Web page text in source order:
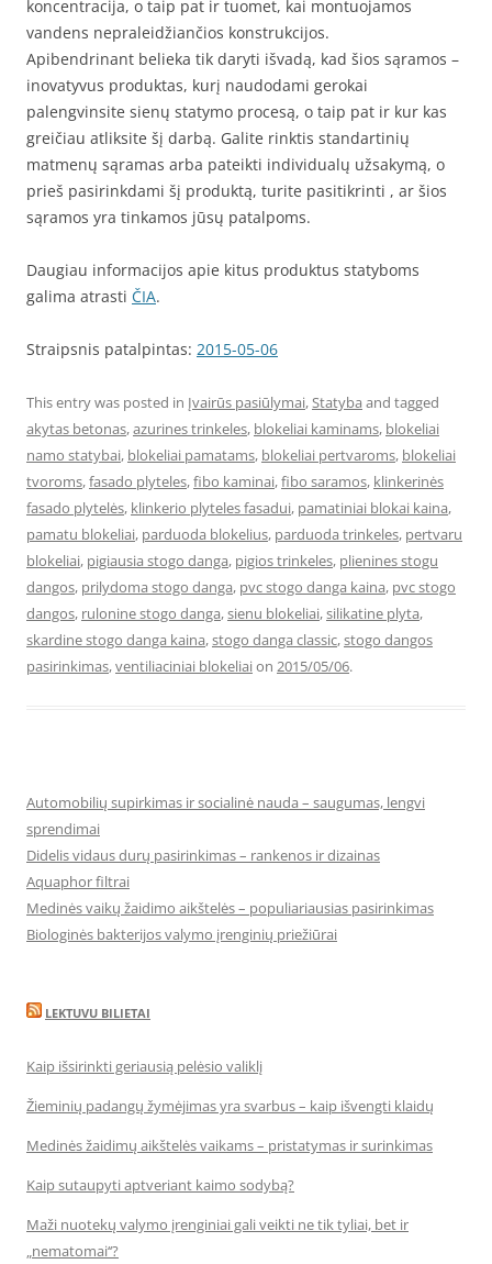
koncentracija, o taip pat ir tuomet, kai montuojamos
vandens nepraleidžiančios konstrukcijos.
Apibendrinant belieka tik daryti išvadą, kad šios sąramos –
inovatyvus produktas, kurį naudodami gerokai
palengvinsite sienų statymo procesą, o taip pat ir kur kas
greičiau atliksite šį darbą. Galite rinktis standartinių
matmenų sąramas arba pateikti individualų užsakymą, o
prieš pasirinkdami šį produktą, turite pasitikrinti , ar šios
sąramos yra tinkamos jūsų patalpoms.
Daugiau informacijos apie kitus produktus statyboms
galima atrasti ČIA.
Straipsnis patalpintas: 2015-05-06
This entry was posted in Įvairūs pasiūlymai,Statyba and tagged
akytas betonas,azurines trinkeles, blokeliai kaminams, blokeliai
namo statybai, blokeliai pamatams, blokeliai pertvaroms, blokeliai
tvoroms,fasado plyteles,fibo kaminai,fibo saramos, klinkerinės
fasado plytelės, klinkerio plyteles fasadui, pamatiniai blokai kaina,
pamatu blokeliai, parduoda blokelius, parduoda trinkeles, pertvaru
blokeliai, pigiausia stogo danga, pigios trinkeles, plienines stogu
dangos, prilydoma stogo danga, pvc stogo danga kaina, pvc stogo
dangos, rulonine stogo danga,sienu blokeliai,silikatine plyta,
skardine stogo danga kaina,stogo danga classic,stogo dangos
pasirinkimas,ventiliaciniai blokeliaion 2015/05/06.
Automobilių supirkimas ir socialinė nauda – saugumas, lengvi
sprendimai
Didelis vidaus durų pasirinkimas – rankenos ir dizainas
Aquaphor filtrai
Medinės vaikų žaidimo aikštelės – populiariausias pasirinkimas
Biologinės bakterijos valymo įrenginių priežiūrai
LEKTUVU BILIETAI
Kaip išsirinkti geriausią pelėsio valiklį
Žieminių padangų žymėjimas yra svarbus – kaip išvengti klaidų
Medinės žaidimų aikštelės vaikams – pristatymas ir surinkimas
Kaip sutaupyti aptveriant kaimo sodybą?
Maži nuotekų valymo įrenginiai gali veikti ne tik tyliai, bet ir
„nematomai‘‘?